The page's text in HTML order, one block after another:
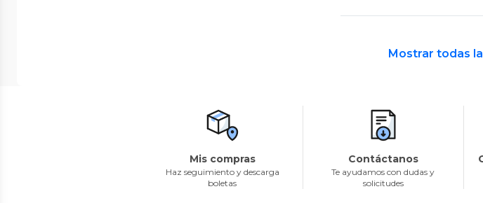
Mostrar todas
Mis compras
Haz seguimiento y descarga
boletas
Contáctanos
Te ayudamos con dudas y
solicitudes